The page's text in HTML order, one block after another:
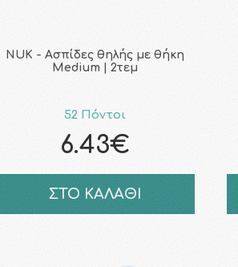
NUK - Ασπίδες θηλής με θήκη
Medium | 2τεμ
52 Πόντοι
6.43€
ΣΤΟ ΚΑΛΑΘΙ